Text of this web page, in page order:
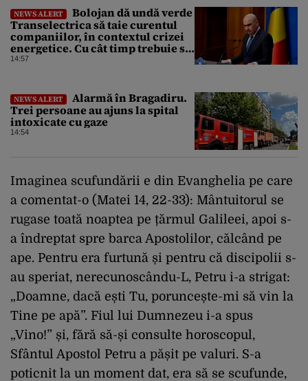
NEWS ALERT
Bolojan dă undă verde
Transelectrica să taie curentul
companiilor, în contextul crizei
energetice. Cu cât timp trebuie să
le anunțe înainte
14:57
NEWS ALERT
Alarmă în Bragadiru.
Trei persoane au ajuns la spital
intoxicate cu gaze
14:54
Imaginea scufundării e din Evanghelia pe care
a comentat-o (Matei 14, 22-33): Mântuitorul se
rugase toată noaptea pe țărmul Galileei, apoi s-
a îndreptat spre barca Apostolilor, călcând pe
ape. Pentru era furtună și pentru că discipolii s-
au speriat, nerecunoscându-L, Petru i-a strigat:
„Doamne, dacă ești Tu, poruncește-mi să vin la
Tine pe apă”. Fiul lui Dumnezeu i-a spus
„Vino!” și, fără să-și consulte horoscopul,
Sfântul Apostol Petru a pășit pe valuri. S-a
poticnit la un moment dat, era să se scufunde,